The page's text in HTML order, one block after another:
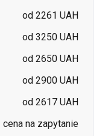
od 2261 UAH
od 3250 UAH
od 2650 UAH
od 2900 UAH
od 2617 UAH
cena na zapytanie